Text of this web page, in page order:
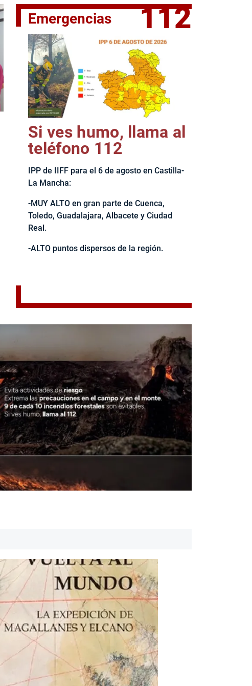
El jefe del Ejecutivo castellanomanchego, Emiliano García-
Emergencias 112
Si ves humo, llama al
teléfono 112
IPP de IIFF para el 6 de agosto en Castilla-
La Mancha:
-MUY ALTO en gran parte de Cuenca,
Toledo, Guadalajara, Albacete y Ciudad
Real.
-ALTO puntos dispersos de la región.